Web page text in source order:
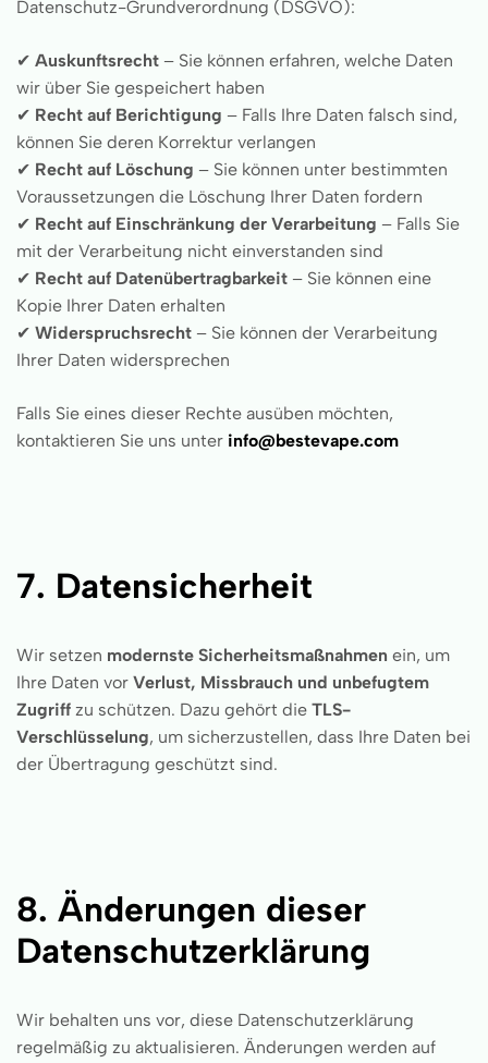
Datenschutz-Grundverordnung (DSGVO):
✔ Auskunftsrecht – Sie können erfahren, welche Daten
wir über Sie gespeichert haben
✔ Recht auf Berichtigung – Falls Ihre Daten falsch sind,
können Sie deren Korrektur verlangen
✔ Recht auf Löschung – Sie können unter bestimmten
Voraussetzungen die Löschung Ihrer Daten fordern
✔ Recht auf Einschränkung der Verarbeitung – Falls Sie
mit der Verarbeitung nicht einverstanden sind
✔ Recht auf Datenübertragbarkeit – Sie können eine
Kopie Ihrer Daten erhalten
✔ Widerspruchsrecht – Sie können der Verarbeitung
Ihrer Daten widersprechen
Falls Sie eines dieser Rechte ausüben möchten,
kontaktieren Sie uns unter info@bestevape.com
7. Datensicherheit
Wir setzen modernste Sicherheitsmaßnahmen ein, um
Ihre Daten vor Verlust, Missbrauch und unbefugtem
Zugriff zu schützen. Dazu gehört die TLS-
Verschlüsselung, um sicherzustellen, dass Ihre Daten bei
der Übertragung geschützt sind.
8. Änderungen dieser
Datenschutzerklärung
Wir behalten uns vor, diese Datenschutzerklärung
regelmäßig zu aktualisieren. Änderungen werden auf